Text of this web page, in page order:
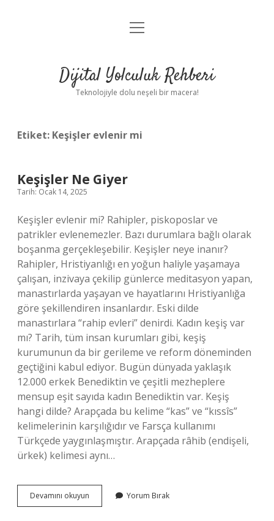
Anasayfa
Yasal Uyarı
menüyü
Dijital Yolculuk Rehberi
Teknolojiyle dolu neşeli bir macera!
Etiket: Keşişler evlenir mi
Keşişler Ne Giyer
Tarih: Ocak 14, 2025
Keşişler evlenir mi? Rahipler, piskoposlar ve
patrikler evlenemezler. Bazı durumlara bağlı olarak
boşanma gerçekleşebilir. Keşişler neye inanır?
Rahipler, Hristiyanlığı en yoğun haliyle yaşamaya
çalışan, inzivaya çekilip günlerce meditasyon yapan,
manastırlarda yaşayan ve hayatlarını Hristiyanlığa
göre şekillendiren insanlardır. Eski dilde
manastırlara “rahip evleri” denirdi. Kadın keşiş var
mı? Tarih, tüm insan kurumları gibi, keşiş
kurumunun da bir gerileme ve reform döneminden
geçtiğini kabul ediyor. Bugün dünyada yaklaşık
12.000 erkek Benediktin ve çeşitli mezheplere
mensup eşit sayıda kadın Benediktin var. Keşiş
hangi dilde? Arapçada bu kelime “kas” ve “kıssîs”
kelimelerinin karşılığıdır ve Farsça kullanımı
Türkçede yaygınlaşmıştır. Arapçada râhib (endişeli,
ürkek) kelimesi aynı…
Devamını okuyun
Ne
Yorum Bırak